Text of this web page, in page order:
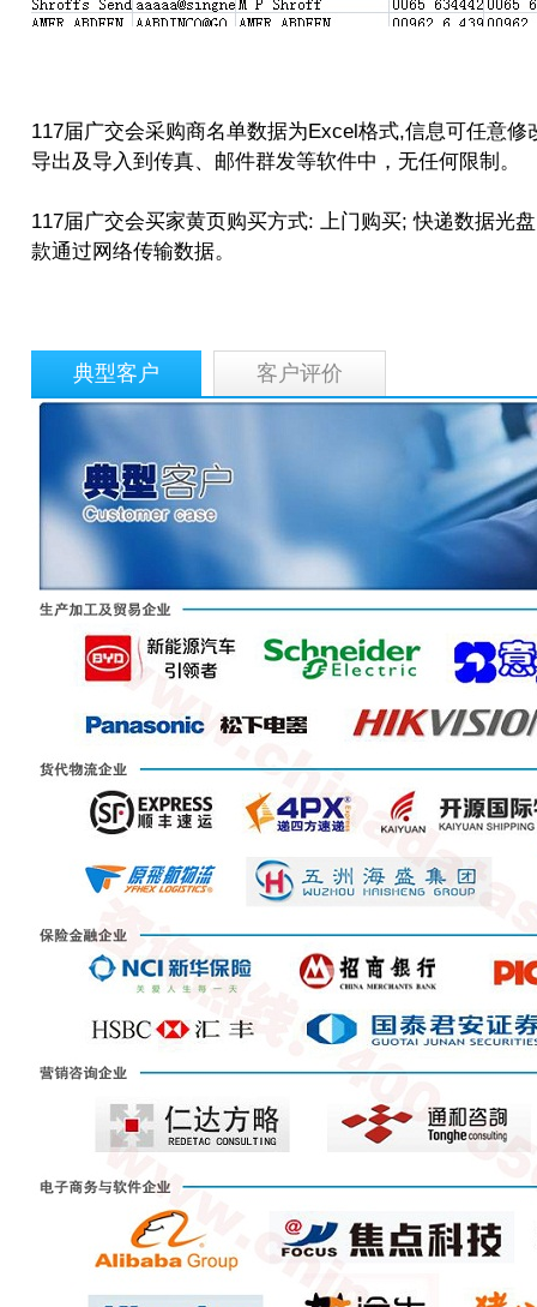
117届广交会采购商名单数据为Excel格式,信息可任意修
导出及导入到传真、邮件群发等软件中，无任何限制。
117届广交会买家黄页购买方式: 上门购买; 快递数据光
款通过网络传输数据。
典型客户 客户评价